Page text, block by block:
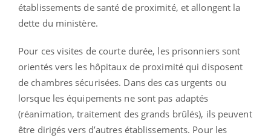
établissements de santé de proximité, et allongent la
dette du ministère.
Pour ces visites de courte durée, les prisonniers sont
orientés vers les hôpitaux de proximité qui disposent
de chambres sécurisées. Dans des cas urgents ou
lorsque les équipements ne sont pas adaptés
(réanimation, traitement des grands brûlés), ils peuvent
être dirigés vers d’autres établissements. Pour les